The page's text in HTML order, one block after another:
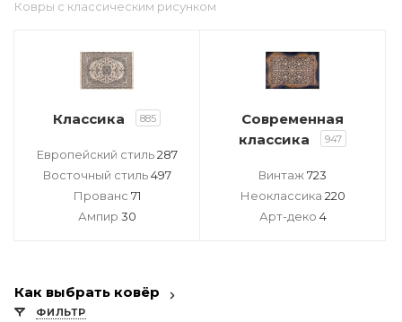
Ковры с классическим рисунком
Классика 885
Европейский стиль287
Восточный стиль497
Прованс 71
Ампир 30
Современная
классика
947
Винтаж 723
Неоклассика 220
Арт-деко 4
Как выбрать ковёр
ФИЛЬТР